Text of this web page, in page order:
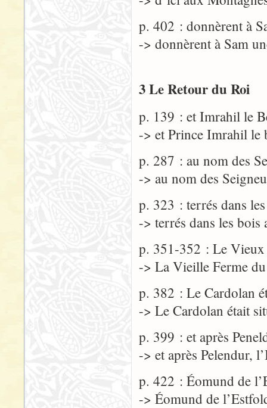
p. 402 : donnèrent à
-> donnèrent à Sam
3 Le Retour du Roi
p. 139 : et Imrahil le
-> et Prince Imrahil le
p. 287 : au nom des
-> au nom des
p. 323 : terrés dans
-> terrés dans les bois
p. 351-352 : Le Vieux
-> La Vieille Ferme du
p. 382 : Le Cardolan
-> Le Cardolan était
p. 399 : et après
-> et après Pelendur,
p. 422 : Éomund de
-> Éomund de